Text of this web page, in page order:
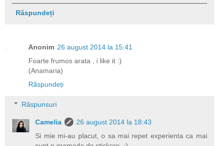
Răspundeți
Anonim 26 august 2014 la 15:41
Foarte frumos arata , i like it :)
(Anamaria)
Răspundeți
Răspunsuri
Camelia
26 august 2014 la 18:43
Si mie mi-au placut, o sa mai repet experienta ca mai